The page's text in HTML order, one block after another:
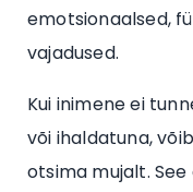
emotsionaalsed,
vajadused.
Kui inimene ei
või ihaldatuna,
otsima mujalt.